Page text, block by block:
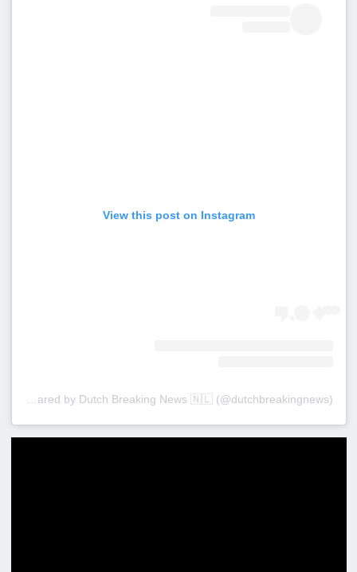
View this post on Instagram
A post shared by Dutch Breaking News 🇳🇱 (@dutchbreakingnews)